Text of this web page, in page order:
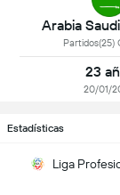
Arabia
Partidos(25)
23
20/01/
Estadísticas
Liga